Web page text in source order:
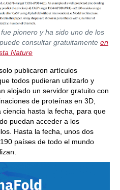
pionero y ha sido uno de los
consultar gratuitamente en
Nature
publicaron artículos
todos pudieran utilizarlo y
alojado un servidor gratuito con
de proteínas en 3D,
hasta la fecha, para que
puedan acceder a los
Hasta la fecha, unos dos
países de todo el mundo